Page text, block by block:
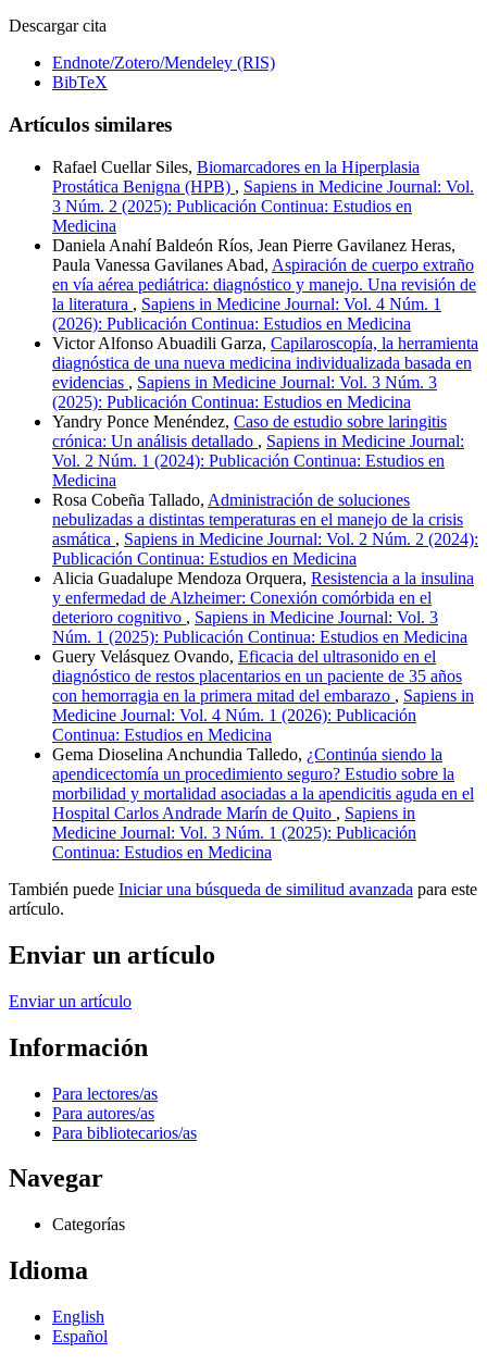
Descargar cita
Endnote/Zotero/Mendeley (RIS)
BibTeX
Artículos similares
Rafael Cuellar Siles, Biomarcadores en la Hiperplasia
Prostática Benigna (HPB) , Sapiens in Medicine Journal: Vol.
3 Núm. 2 (2025): Publicación Continua: Estudios en
Medicina
Daniela Anahí Baldeón Ríos, Jean Pierre Gavilanez Heras,
Paula Vanessa Gavilanes Abad, Aspiración de cuerpo extraño
en vía aérea pediátrica: diagnóstico y manejo. Una revisión de
la literatura , Sapiens in Medicine Journal: Vol. 4 Núm. 1
(2026): Publicación Continua: Estudios en Medicina
Victor Alfonso Abuadili Garza, Capilaroscopía, la herramienta
diagnóstica de una nueva medicina individualizada basada en
evidencias , Sapiens in Medicine Journal: Vol. 3 Núm. 3
(2025): Publicación Continua: Estudios en Medicina
Yandry Ponce Menéndez, Caso de estudio sobre laringitis
crónica: Un análisis detallado , Sapiens in Medicine Journal:
Vol. 2 Núm. 1 (2024): Publicación Continua: Estudios en
Medicina
Rosa Cobeña Tallado, Administración de soluciones
nebulizadas a distintas temperaturas en el manejo de la crisis
asmática , Sapiens in Medicine Journal: Vol. 2 Núm. 2 (2024):
Publicación Continua: Estudios en Medicina
Alicia Guadalupe Mendoza Orquera, Resistencia a la insulina
y enfermedad de Alzheimer: Conexión comórbida en el
deterioro cognitivo , Sapiens in Medicine Journal: Vol. 3
Núm. 1 (2025): Publicación Continua: Estudios en Medicina
Guery Velásquez Ovando, Eficacia del ultrasonido en el
diagnóstico de restos placentarios en un paciente de 35 años
con hemorragia en la primera mitad del embarazo , Sapiens in
Medicine Journal: Vol. 4 Núm. 1 (2026): Publicación
Continua: Estudios en Medicina
Gema Dioselina Anchundia Talledo, ¿Continúa siendo la
apendicectomía un procedimiento seguro? Estudio sobre la
morbilidad y mortalidad asociadas a la apendicitis aguda en el
Hospital Carlos Andrade Marín de Quito , Sapiens in
Medicine Journal: Vol. 3 Núm. 1 (2025): Publicación
Continua: Estudios en Medicina
También puede Iniciar una búsqueda de similitud avanzada para este
artículo.
Enviar un artículo
Enviar un artículo
Información
Para lectores/as
Para autores/as
Para bibliotecarios/as
Navegar
Categorías
Idioma
English
Español